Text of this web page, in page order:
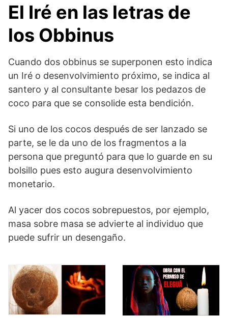
El Iré en las letras de
los Obbinus
Cuando dos obbinus se superponen esto indica
un Iré o desenvolvimiento próximo, se indica al
santero y al consultante besar los pedazos de
coco para que se consolide esta bendición.
Si uno de los cocos después de ser lanzado se
parte, se le da uno de los fragmentos a la
persona que preguntó para que lo guarde en su
bolsillo pues esto augura desenvolvimiento
monetario.
Al yacer dos cocos sobrepuestos, por ejemplo,
masa sobre masa se advierte al individuo que
puede sufrir un desengaño.